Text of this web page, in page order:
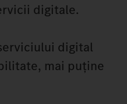
digitale.
digital
mai puține